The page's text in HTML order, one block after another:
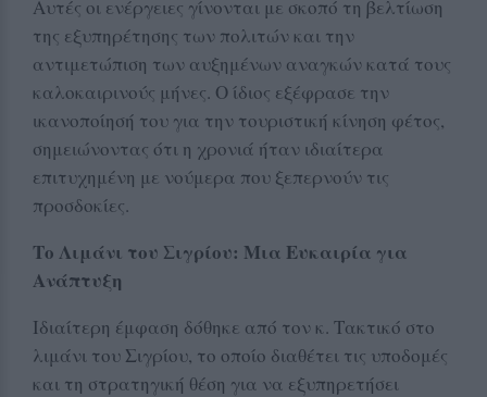
Αυτές οι ενέργειες γίνονται με σκοπό τη βελτίωση
της εξυπηρέτησης των πολιτών και την
αντιμετώπιση των αυξημένων αναγκών κατά τους
καλοκαιρινούς μήνες. Ο ίδιος εξέφρασε την
ικανοποίησή του για την τουριστική κίνηση φέτος,
σημειώνοντας ότι η χρονιά ήταν ιδιαίτερα
επιτυχημένη με νούμερα που ξεπερνούν τις
προσδοκίες.
Το Λιμάνι του Σιγρίου: Μια Ευκαιρία για
Ανάπτυξη
Ιδιαίτερη έμφαση δόθηκε από τον κ. Τακτικό στο
λιμάνι του Σιγρίου, το οποίο διαθέτει τις υποδομές
και τη στρατηγική θέση για να εξυπηρετήσει